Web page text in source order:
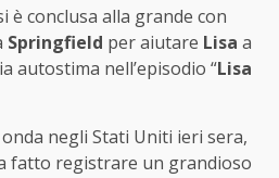
è conclusa alla grande con
Springfield per aiutare Lisa a
autostima nell’episodio “Lisa
negli Stati Uniti ieri sera,
fatto registrare un grandioso